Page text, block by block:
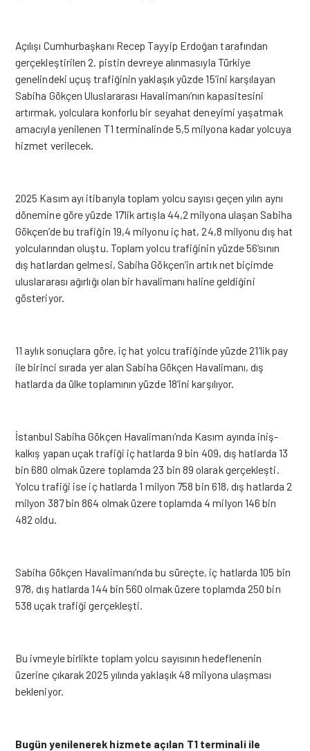
Açılışı Cumhurbaşkanı Recep Tayyip Erdoğan tarafından
gerçekleştirilen 2. pistin devreye alınmasıyla Türkiye
genelindeki uçuş trafiğinin yaklaşık yüzde 15’ini karşılayan
Sabiha Gökçen Uluslararası Havalimanı’nın kapasitesini
artırmak, yolculara konforlu bir seyahat deneyimi yaşatmak
amacıyla yenilenen T1 terminalinde 5,5 milyona kadar yolcuya
hizmet verilecek.
2025 Kasım ayı itibarıyla toplam yolcu sayısı geçen yılın aynı
dönemine göre yüzde 17’lik artışla 44,2 milyona ulaşan Sabiha
Gökçen’de bu trafiğin 19,4 milyonu iç hat, 24,8 milyonu dış hat
yolcularından oluştu. Toplam yolcu trafiğinin yüzde 56’sının
dış hatlardan gelmesi, Sabiha Gökçen’in artık net biçimde
uluslararası ağırlığı olan bir havalimanı haline geldiğini
gösteriyor.
11 aylık sonuçlara göre, iç hat yolcu trafiğinde yüzde 21’lik pay
ile birinci sırada yer alan Sabiha Gökçen Havalimanı, dış
hatlarda da ülke toplamının yüzde 18’ini karşılıyor.
İstanbul Sabiha Gökçen Havalimanı’nda Kasım ayında iniş-
kalkış yapan uçak trafiği iç hatlarda 9 bin 409, dış hatlarda 13
bin 680 olmak üzere toplamda 23 bin 89 olarak gerçekleşti.
Yolcu trafiği ise iç hatlarda 1 milyon 758 bin 618, dış hatlarda 2
milyon 387 bin 864 olmak üzere toplamda 4 milyon 146 bin
482 oldu.
Sabiha Gökçen Havalimanı’nda bu süreçte, iç hatlarda 105 bin
978, dış hatlarda 144 bin 560 olmak üzere toplamda 250 bin
538 uçak trafiği gerçekleşti.
Bu ivmeyle birlikte toplam yolcu sayısının hedeflenenin
üzerine çıkarak 2025 yılında yaklaşık 48 milyona ulaşması
bekleniyor.
Bugün yenilenerek hizmete açılan T1 terminali ile